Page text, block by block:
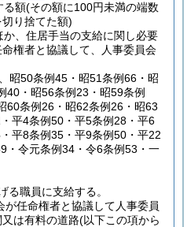
る額(その額に100円未満の端数
り捨てた額)
か、住居手当の支給に関し必要
権者と協議して、人事委員会
昭50条例45・昭51条例66・昭
40・昭56条例23・昭59条例
60条例26・昭62条例26・昭63
平4条例50・平5条例28・平6
平8条例35・平9条例50・平22
・令元条例34・令6条例53・一
る職員に支給する。
が任命権者と協議して人事委員
は有料の道路(以下この項から